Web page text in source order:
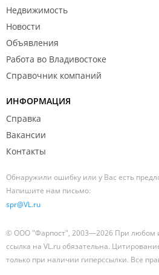
Недвижимость
Новости
Объявления
Работа во Владивостоке
Справочник компаний
ИНФОРМАЦИЯ
Справка
Вакансии
Контакты
Обнаружили ошибку или у Вас есть
Напишите нам письмо:
spr@VL.ru
© ООО "Фарпост", 2003—2026 При любом
ссылка на VL.ru обязательна.
только при наличии гиперссылки. Все